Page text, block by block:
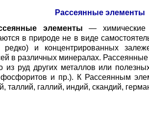
Рассеянные элементы
элементы — химические
в природе не в виде
редко) и концентрированных
в различных минералах.
из руд других металлов или
и пр.). К Рассеянным
таллий, галлий, индий, скандий,